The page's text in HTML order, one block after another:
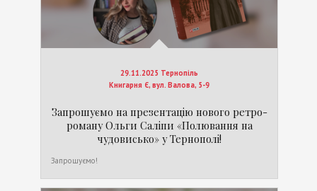
29.11.2025 Тернопіль
Книгарня Є, вул. Валова, 5-9
Запрошуємо на презентацію нового ретро-
роману Ольги Саліпи «Полювання на
чудовисько» у Тернополі!
Запрошуємо!